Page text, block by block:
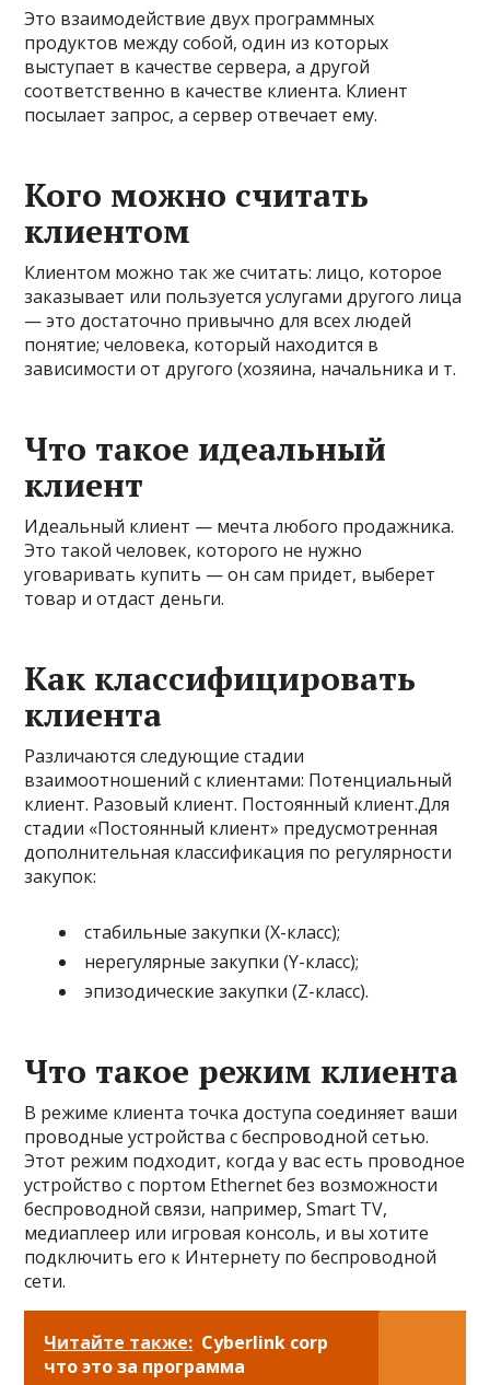
Это взаимодействие двух программных
продуктов между собой, один из которых
выступает в качестве сервера, а другой
соответственно в качестве клиента. Клиент
посылает запрос, а сервер отвечает ему.
Кого можно считать
клиентом
Клиентом можно так же считать: лицо, которое
заказывает или пользуется услугами другого лица
— это достаточно привычно для всех людей
понятие; человека, который находится в
зависимости от другого (хозяина, начальника и т.
Что такое идеальный
клиент
Идеальный клиент — мечта любого продажника.
Это такой человек, которого не нужно
уговаривать купить — он сам придет, выберет
товар и отдаст деньги.
Как классифицировать
клиента
Различаются следующие стадии
взаимоотношений с клиентами: Потенциальный
клиент. Разовый клиент. Постоянный клиент.Для
стадии «Постоянный клиент» предусмотренная
дополнительная классификация по регулярности
закупок:
стабильные закупки (X-класс);
нерегулярные закупки (Y-класс);
эпизодические закупки (Z-класс).
Что такое режим клиента
В режиме клиента точка доступа соединяет ваши
проводные устройства с беспроводной сетью.
Этот режим подходит, когда у вас есть проводное
устройство с портом Ethernet без возможности
беспроводной связи, например, Smart TV,
медиаплеер или игровая консоль, и вы хотите
подключить его к Интернету по беспроводной
сети.
Читайте также: Cyberlink corp
что это за программа